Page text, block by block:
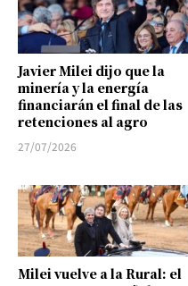
Javier Milei dijo que la
minería y la energía
financiarán el final de las
retenciones al agro
27/07/2026
Milei vuelve a la Rural: el